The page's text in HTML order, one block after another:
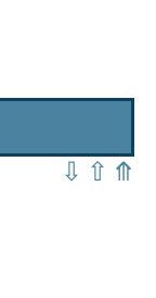
⇩ ⇧ ⤊